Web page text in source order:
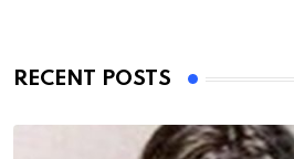
RECENT POSTS